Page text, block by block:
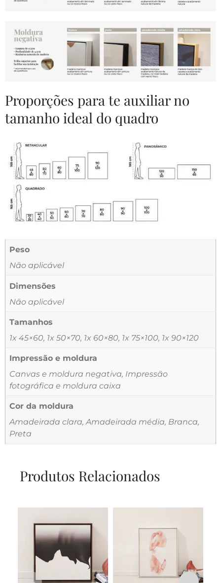
Proporções para te auxiliar no
tamanho ideal do quadro
Peso
Não aplicável
Dimensões
Não aplicável
Tamanhos
1x 45×60, 1x 50×70, 1x 60×80, 1x 75×100, 1x 90×120
Impressão e moldura
Canvas e moldura negativa, Impressão
fotográfica e moldura caixa
Cor da moldura
Amadeirada clara, Amadeirada média, Branca,
Preta
Produtos Relacionados